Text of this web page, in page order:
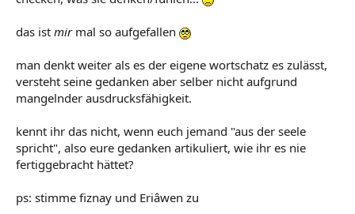
das ist mirmal so aufgefallen
man denkt weiter als es der eigene wortschatz es zulässt,
versteht seine gedanken aber selber nicht aufgrund
mangelnder ausdrucksfähigkeit.
kennt ihr das nicht, wenn euch jemand "aus der seele
spricht", also eure gedanken artikuliert, wie ihr es nie
fertiggebracht hättet?
ps: stimme fiznay und Eriâwen zu